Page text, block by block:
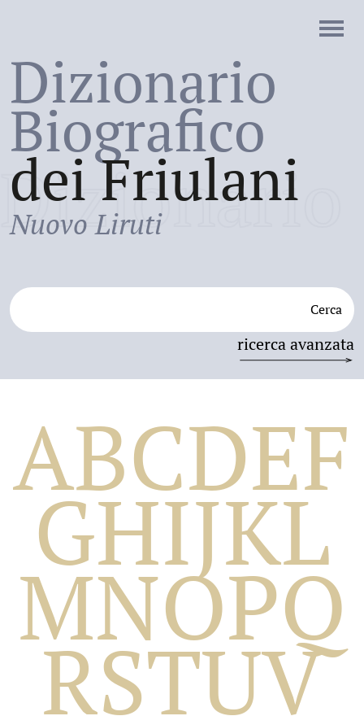
Dizionario
Biografico
dei Friulani
Nuovo Liruti
Cerca
ricerca avanzata
Dizionario
Biografico
ABCDEF
GHIJKL
MNOPQ
RSTUV